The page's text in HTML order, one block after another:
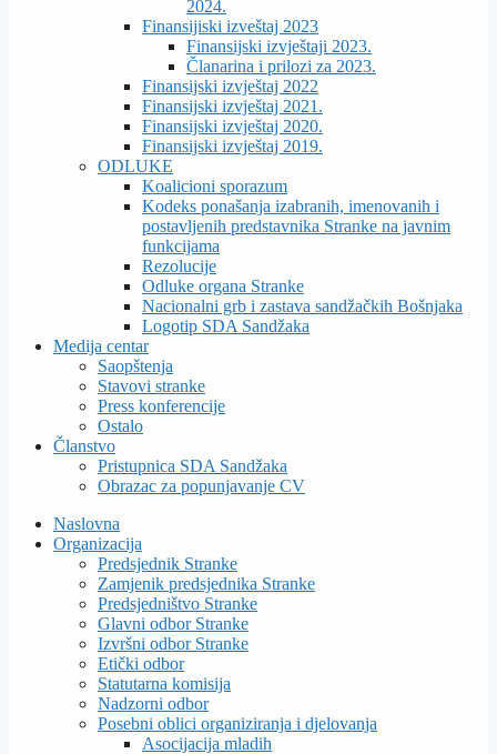
2024.
Finansijiski izveštaj 2023
Finansijski izvještaji 2023.
Članarina i prilozi za 2023.
Finansijski izvještaj 2022
Finansijski izvještaj 2021.
Finansijski izvještaj 2020.
Finansijski izvještaj 2019.
ODLUKE
Koalicioni sporazum
Kodeks ponašanja izabranih, imenovanih i
postavljenih predstavnika Stranke na javnim
funkcijama
Rezolucije
Odluke organa Stranke
Nacionalni grb i zastava sandžačkih Bošnjaka
Logotip SDA Sandžaka
Medija centar
Saopštenja
Stavovi stranke
Press konferencije
Ostalo
Članstvo
Pristupnica SDA Sandžaka
Obrazac za popunjavanje CV
Naslovna
Organizacija
Predsjednik Stranke
Zamjenik predsjednika Stranke
Predsjedništvo Stranke
Glavni odbor Stranke
Izvršni odbor Stranke
Etički odbor
Statutarna komisija
Nadzorni odbor
Posebni oblici organiziranja i djelovanja
Asocijacija mladih